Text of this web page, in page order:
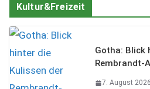
Kultur&Freizeit
Gotha: Blick
Rembrandt-
7. August 2026